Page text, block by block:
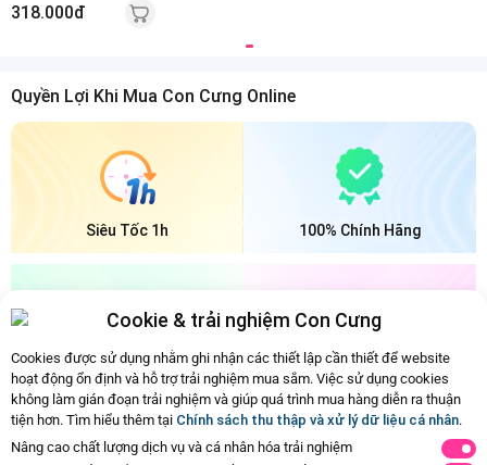
318.000đ
Quyền Lợi Khi Mua Con Cưng Online
Siêu Tốc 1h 100% Chính Hãng
Bảo Quản Mát Đổi Trả Dễ Dàng
Ba mẹ đã xem hết nội dung rồi
Cookie & trải nghiệm Con Cưng
Cookies được sử dụng nhằm ghi nhận các thiết lập cần thiết để website
hoạt động ổn định và hỗ trợ trải nghiệm mua sắm. Việc sử dụng cookies
không làm gián đoạn trải nghiệm và giúp quá trình mua hàng diễn ra thuận
tiện hơn. Tìm hiểu thêm tại Chính sách thu thập và xử lý dữ liệu cá nhân.
Nâng cao chất lượng dịch vụ và cá nhân hóa trải nghiệm